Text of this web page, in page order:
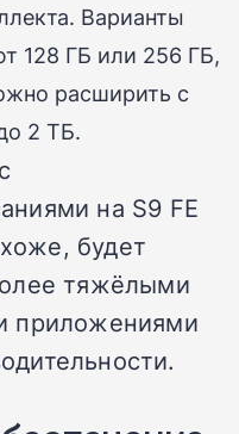
Варианты
128 ГБ или 256 ГБ,
расширить с
2 ТБ.
на S9 FE
будет
тяжёлыми
приложениями